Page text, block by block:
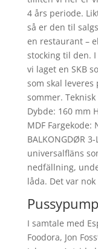
4 års periode.
så er den til
en restaurant –
stocking til den. I
vi laget en SKB
som skal leveres
sommer.
Dybde: 160 mm
MDF Fargekode:
BALKONGDØR
universalfläns
nedfällning,
låda. Det var
I samtale med
Foodora, Jon